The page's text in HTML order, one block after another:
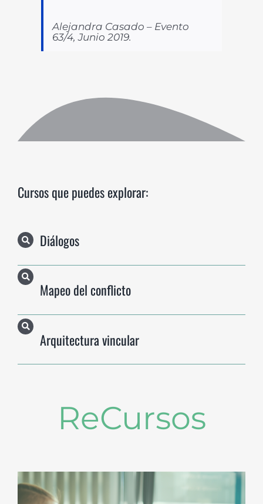
Alejandra Casado – Evento
63/4, Junio 2019.
Cursos que puedes explorar:
Diálogos
Mapeo del conflicto
Arquitectura vincular
ReCursos